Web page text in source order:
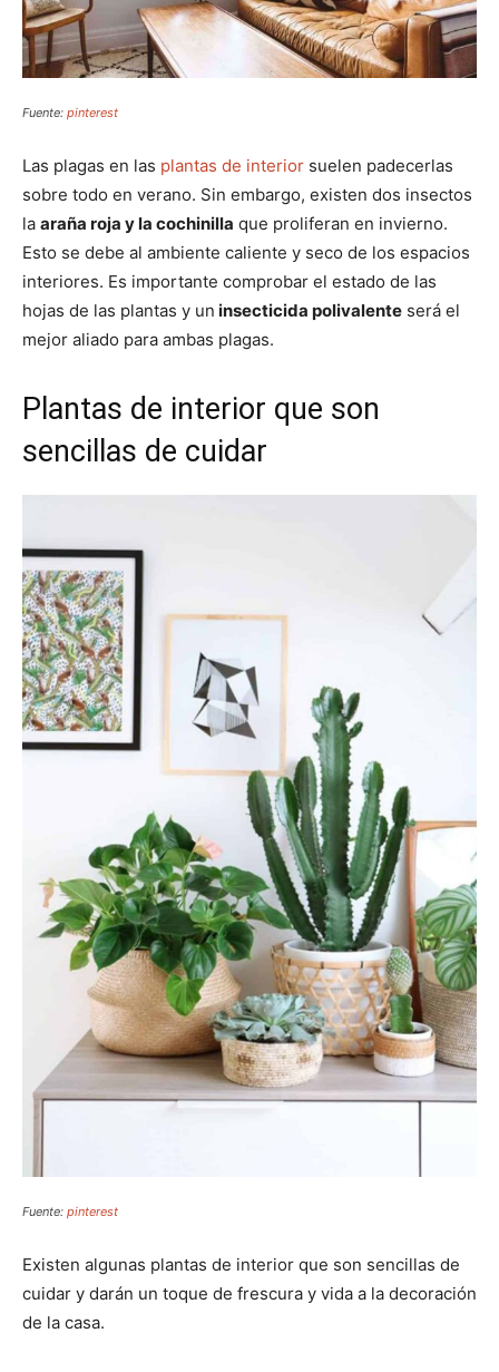
Fuente: pinterest
Las plagas en las plantas de interior suelen padecerlas
sobre todo en verano. Sin embargo, existen dos insectos
la araña roja y la cochinilla que proliferan en invierno.
Esto se debe al ambiente caliente y seco de los espacios
interiores. Es importante comprobar el estado de las
hojas de las plantas y un insecticida polivalente será el
mejor aliado para ambas plagas.
Plantas de interior que son
sencillas de cuidar
Fuente: pinterest
Existen algunas plantas de interior que son sencillas de
cuidar y darán un toque de frescura y vida a la decoración
de la casa.